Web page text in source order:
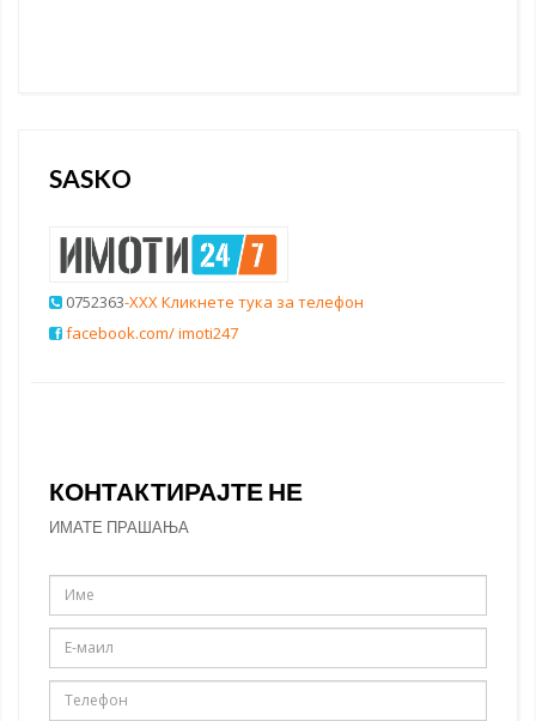
SASKO
0752363-XXX Кликнете тука за телефон
facebook.com/ imoti247
КОНТАКТИРАЈТЕ НЕ
ИМАТЕ ПРАШАЊА